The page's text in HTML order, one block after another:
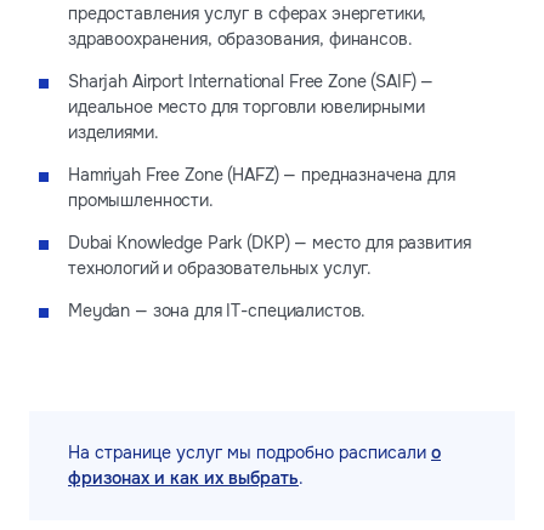
предоставления услуг в сферах энергетики,
здравоохранения, образования, финансов.
Sharjah Airport International Free Zone (SAIF) —
идеальное место для торговли ювелирными
изделиями.
Hamriyah Free Zone (HAFZ) — предназначена для
промышленности.
Dubai Knowledge Park (DKP) — место для развития
технологий и образовательных услуг.
Meydan — зона для IT-специалистов.
На странице услуг мы подробно расписали о
фризонах и как их выбрать.